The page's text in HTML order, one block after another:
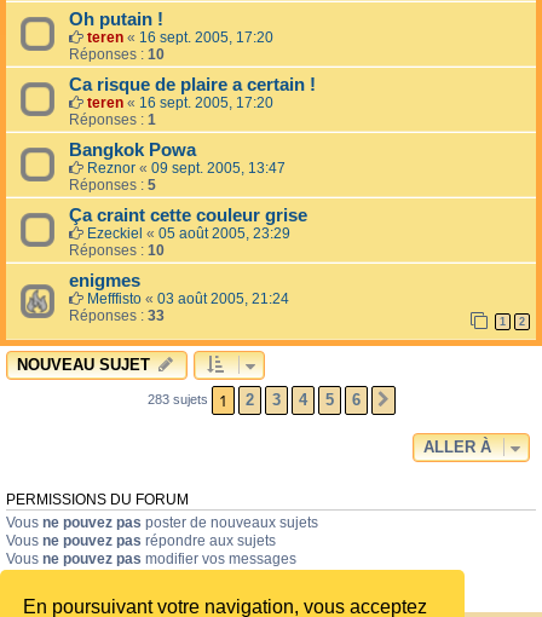
En poursuivant votre navigation, vous acceptez
Oh putain !
teren « 16 sept. 2005, 17:20
Réponses : 10
Ca risque de plaire a certain !
teren « 16 sept. 2005, 17:20
Réponses : 1
Bangkok Powa
Reznor « 09 sept. 2005, 13:47
Réponses : 5
Ça craint cette couleur grise
Ezeckiel « 05 août 2005, 23:29
Réponses : 10
enigmes
Mefffisto « 03 août 2005, 21:24
Réponses : 33 1 2
NOUVEAU SUJET
283 sujets 1 2 3 4 5 6
ALLER À
PERMISSIONS DU FORUM
Vous ne pouvez pas poster de nouveaux sujets
Vous ne pouvez pas répondre aux sujets
Vous ne pouvez pas modifier vos messages
Vous
ne pouvez pas joindre des fichiers